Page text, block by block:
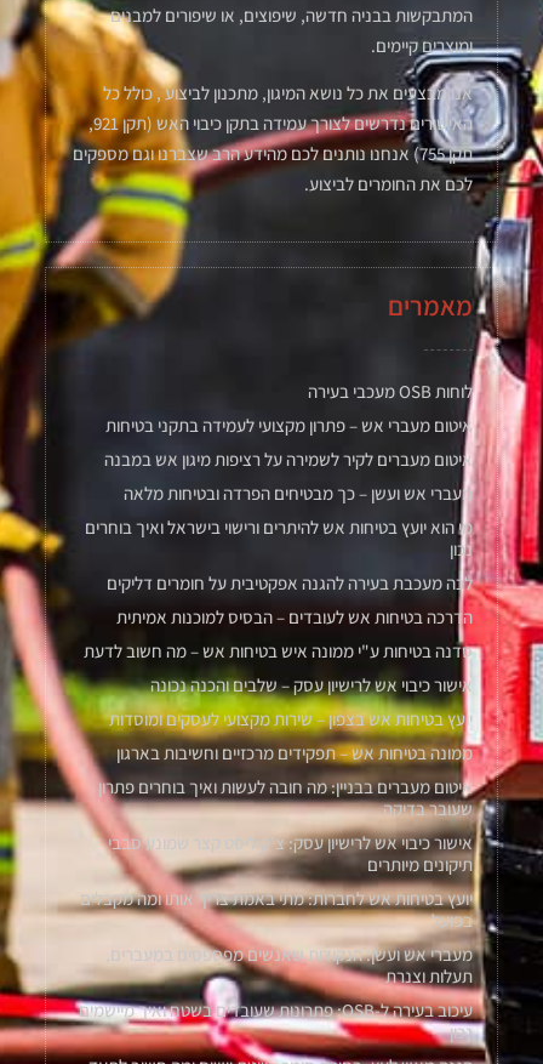
המתבקשות בבניה חדשה, שיפוצים, או שיפורים למבנים
ומוצרים קיימים.
אנו מבצעים את כל נושא המיגון, מתכנון לביצוע , כולל כל
האישורים נדרשים לצורך עמידה בתקן כיבוי האש (תקן 921,
תקן 755) אנחנו נותנים לכם מהידע הרב שצברנו וגם מספקים
לכם את החומרים לביצוע.
מאמרים
לוחות OSB מעכבי בעירה
איטום מעברי אש – פתרון מקצועי לעמידה בתקני בטיחות
איטום מעברים לקיר לשמירה על רציפות מיגון אש במבנה
מעברי אש ועשן – כך מבטיחים הפרדה ובטיחות מלאה
מי הוא יועץ בטיחות אש להיתרים ורישוי בישראל ואיך בוחרים
נכון
לכה מעכבת בעירה להגנה אפקטיבית על חומרים דליקים
הדרכה בטיחות אש לעובדים – הבסיס למוכנות אמיתית
סדנה בטיחות ע"י ממונה איש בטיחות אש – מה חשוב לדעת
אישור כיבוי אש לרישיון עסק – שלבים והכנה נכונה
יועץ בטיחות אש בצפון – שירות מקצועי לעסקים ומוסדות
ממונה בטיחות אש – תפקידים מרכזיים וחשיבות בארגון
איטום מעברים בבניין: מה חובה לעשות ואיך בוחרים פתרון
שעובר בדיקה
אישור כיבוי אש לרישיון עסק: צ’ק ליסט קצר שמונע סבבי
תיקונים מיותרים
יועץ בטיחות אש לחברות: מתי באמת צריך אותו ומה מקבלים
בפועל
מעברי אש ועשן: הנקודות שאנשים מפספסים במעברים,
תעלות וצנרת
עיכוב בעירה ל-OSB: פתרונות שעובדים בשטח ואיך מיישמים
נכון